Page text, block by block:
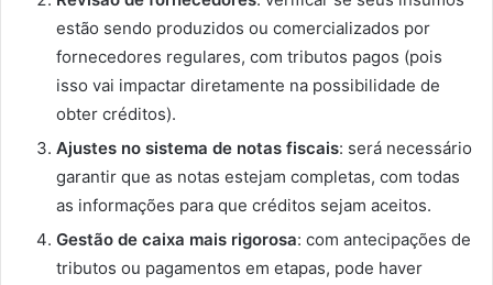
estão sendo produzidos ou comercializados por
fornecedores regulares, com tributos pagos (pois
isso vai impactar diretamente na possibilidade de
obter créditos).
Ajustes no sistema de notas fiscais: será necessário
garantir que as notas estejam completas, com todas
as informações para que créditos sejam aceitos.
Gestão de caixa mais rigorosa: com antecipações de
tributos ou pagamentos em etapas, pode haver